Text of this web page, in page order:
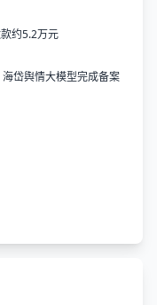
约5.2万元
岱舆情大模型完成备案